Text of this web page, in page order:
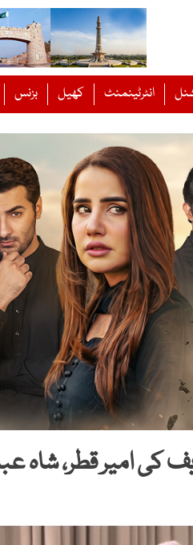
انٹرٹینمنٹ کھیل بزنس
کی امیر قطر، شاہ